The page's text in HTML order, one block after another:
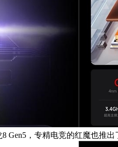
Gen5，专精电竞的红魔也推